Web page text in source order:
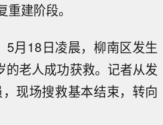
建阶段。
月18日凌晨，柳南区发生
老人成功获救。记者从发
现场搜救基本结束，转向